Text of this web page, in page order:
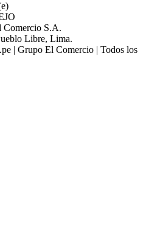
Comercio S.A.
Libre, Lima.
| Grupo El Comercio | Todos los